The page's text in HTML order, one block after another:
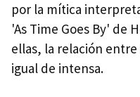
por la mítica
'As Time Goes By' de
ellas, la relación entre
igual de intensa.